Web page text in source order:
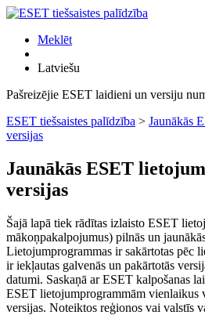
Meklēt
Latviešu
Pašreizējie ESET laidieni un versiju
ESET tiešsaistes palīdzība > Jaunākās
versijas
Jaunākās ESET
versijas
Šajā lapā tiek rādītas izlaisto ESET
mākoņpakalpojumus) pilnās un
Lietojumprogrammas ir sakārtotas pēc
ir iekļautas galvenās un pakārtotās
datumi. Saskaņā ar ESET kalpošanas
ESET lietojumprogrammām vienlaikus
versijas. Noteiktos reģionos vai valstīs